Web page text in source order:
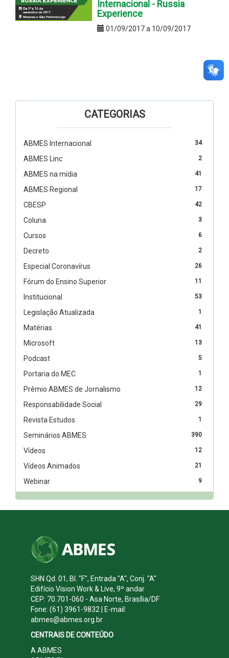
Internacional - Russia
Experience
01/09/2017 a 10/09/2017
CATEGORIAS
34
ABMES Internacional
2
ABMES Linc
41
ABMES na mídia
17
ABMES Regional
42
CBESP
3
Coluna
6
Cursos
2
Decreto
26
Especial Coronavírus
11
Fórum do Ensino Superior
53
Institucional
1
Legislação Atualizada
41
Matérias
13
Microsoft
5
Podcast
1
Portaria do MEC
12
Prêmio ABMES de Jornalismo
29
Responsabilidade Social
1
Revista Estudos
390
Seminários ABMES
12
Vídeos
21
Vídeos Animados
9
Webinar
SHN Qd. 01, Bl. "F", Entrada "A", Conj. "A"
Edifício Vision Work & Live, 9º andar
CEP: 70.701-060 - Asa Norte, Brasília/DF
Fone: (61) 3961-9832 | E-mail:
abmes@abmes.org.br
CENTRAIS DE CONTEÚDO
A ABMES